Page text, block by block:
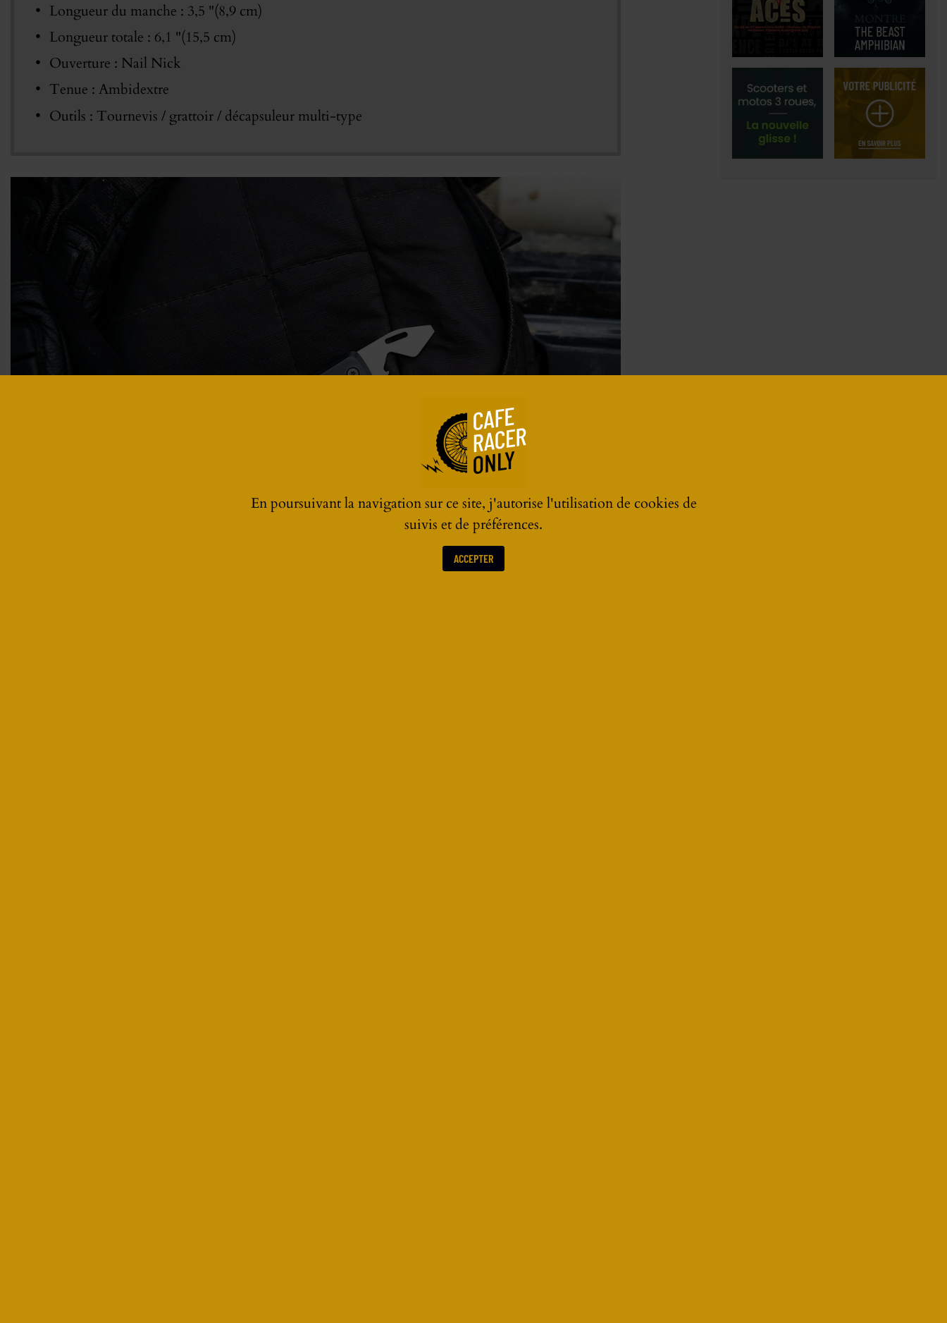
Longueur du manche : 3,5 "(8,9 cm)
Longueur totale : 6,1 "(15,5 cm)
Ouverture : Nail Nick
Tenue : Ambidextre
Outils : Tournevis / grattoir / décapsuleur multi-type
En poursuivant la navigation sur ce site, j'autorise l'utilisation de cookies de
suivis et de préférences.
ACCEPTER